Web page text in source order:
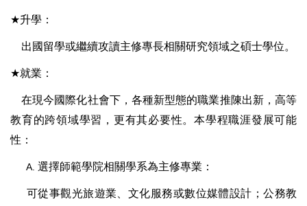
★升學：
出國留學或繼續攻讀主修專長相關研究領域之碩士學位。
★就業：
在現今國際化社會下，各種新型態的職業推陳出新，高等
教育的跨領域學習，更有其必要性。本學程職涯發展可能
性：
選擇師範學院相關學系為主修專業：
可從事觀光旅遊業、文化服務或數位媒體設計；公務教